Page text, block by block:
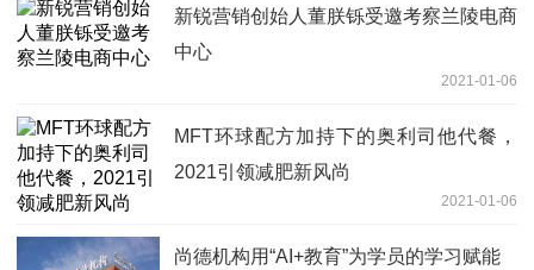
新锐营销创始人董朕铄受邀考察兰陵电商
中心
2021-01-06
MFT环球配方加持下的奥利司他代餐，
2021引领减肥新风尚
2021-01-06
尚德机构用“AI+教育”为学员的学习赋能